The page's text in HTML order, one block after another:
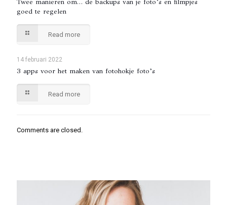
Twee manieren om… de backups van je foto’s en filmpjes
goed te regelen
Read more
14 februari 2022
3 apps voor het maken van fotohokje foto’s
Read more
Comments are closed.